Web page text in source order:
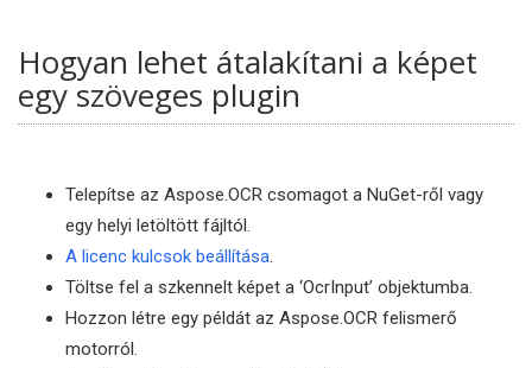
Hogyan lehet átalakítani a képet
egy szöveges plugin
Telepítse az Aspose.OCR csomagot a NuGet-ről vagy
egy helyi letöltött fájltól.
A licenc kulcsok beállítása.
Töltse fel a szkennelt képet a ‘OcrInput’ objektumba.
Hozzon létre egy példát az Aspose.OCR felismerő
motorról.